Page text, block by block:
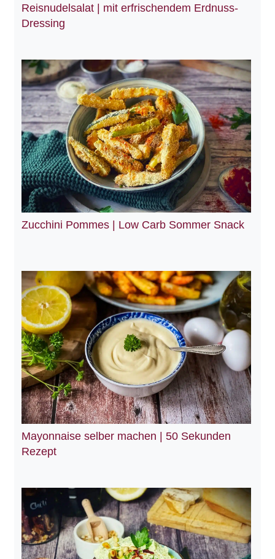
Reisnudelsalat | mit erfrischendem Erdnuss-
Dressing
Zucchini Pommes | Low Carb Sommer Snack
Mayonnaise selber machen | 50 Sekunden
Rezept